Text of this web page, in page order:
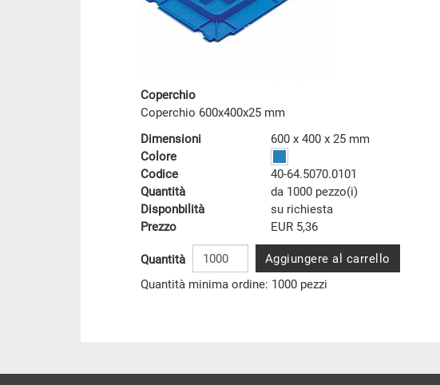
Coperchio
Coperchio 600x400x25 mm
Dimensioni
600 x 400 x 25 mm
Colore
Codice
40-64.5070.0101
Quantità
da 1000 pezzo(i)
Disponbilità
su richiesta
Prezzo
EUR 5,36
Quantità
Aggiungere al carrello
Quantità minima ordine: 1000 pezzi